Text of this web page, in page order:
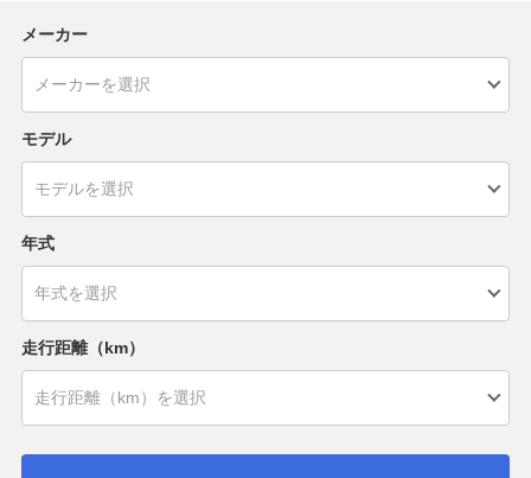
メーカー
モデル
年式
走行距離（km）